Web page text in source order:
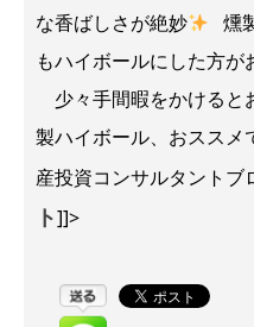
な香ばしさが絶妙
燻
もハイボールにした方
少々手間暇をかける
製ハイボール、おススメ
産投資コンサルタントブ
ト]]>